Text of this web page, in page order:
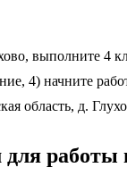
выполните 4
4) начните
область, д.
работы